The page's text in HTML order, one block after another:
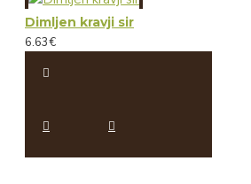
Dimljen kravji sir
6.63€